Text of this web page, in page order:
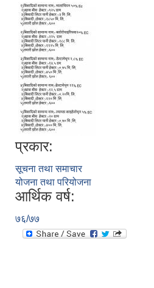
प्रकार:
सूचना तथा समाचार
योजना तथा परियोजना
आर्थिक वर्ष:
७६/७७